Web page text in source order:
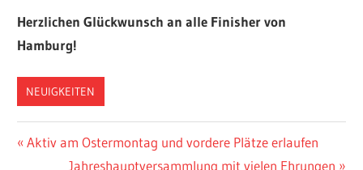
Herzlichen Glückwunsch an alle Finisher von
Hamburg!
NEUIGKEITEN
Beitragsnavigation
Vorheriger
Beitrag:
Aktiv am Ostermontag und vordere Plätze erlaufen
Nächster
Jahreshauptversammlung mit vielen Ehrungen